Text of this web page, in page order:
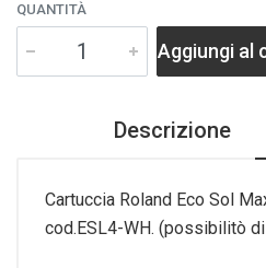
QUANTITÀ
Aggiungi al
Descrizione
Cartuccia Roland Eco Sol
cod.ESL4-WH. (possibilitò